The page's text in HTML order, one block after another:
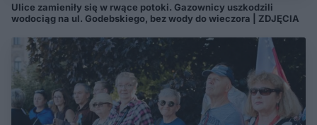
Ulice zamieniły się w rwące potoki. Gazownicy uszkodzili
wodociąg na ul. Godebskiego, bez wody do wieczora | ZDJĘCIA